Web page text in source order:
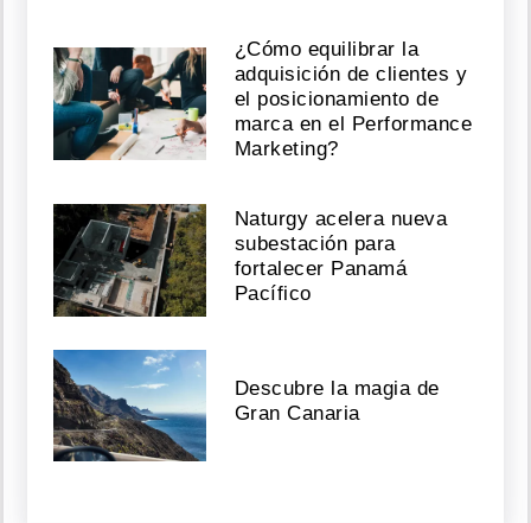
¿Cómo equilibrar la
adquisición de clientes y
el posicionamiento de
marca en el Performance
Marketing?
Naturgy acelera nueva
subestación para
fortalecer Panamá
Pacífico
Descubre la magia de
Gran Canaria